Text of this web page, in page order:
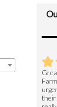
their